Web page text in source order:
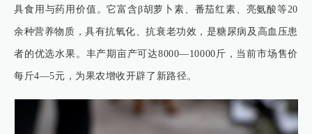
具食用与药用价值。它富含β胡萝卜素、番茄红素、亮氨酸等20
余种营养物质，具有抗氧化、抗衰老功效，是糖尿病及高血压患
者的优选水果。丰产期亩产可达8000—10000斤，当前市场售价
每斤4—5元，为果农增收开辟了新路径。